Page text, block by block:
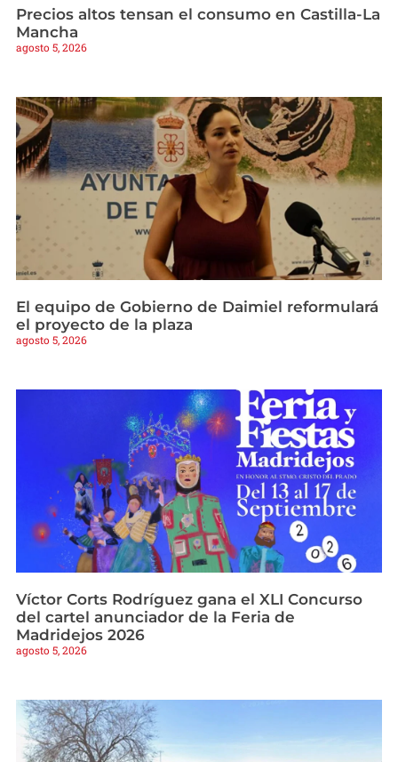
Precios altos tensan el consumo en Castilla-La
Mancha
agosto 5, 2026
El equipo de Gobierno de Daimiel reformulará
el proyecto de la plaza
agosto 5, 2026
Víctor Corts Rodríguez gana el XLI Concurso
del cartel anunciador de la Feria de
Madridejos 2026
agosto 5, 2026